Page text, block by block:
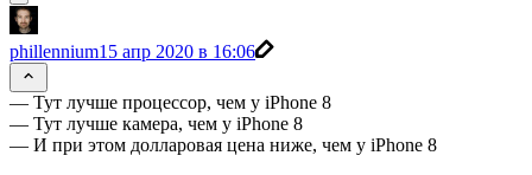
phillennium15 апр 2020 в 16:06
— Тут лучше процессор, чем у iPhone 8
— Тут лучше камера, чем у iPhone 8
— И при этом долларовая цена ниже, чем у iPhone 8